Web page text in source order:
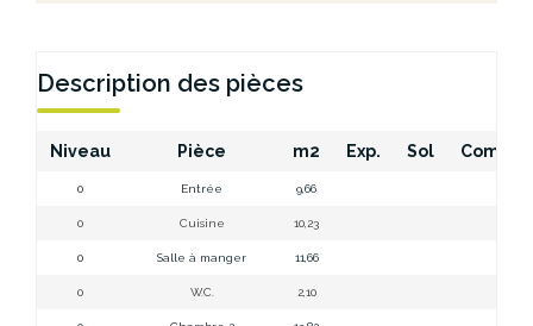
Description des pièces
Niveau Pièce m2 Exp. Sol
0 Entrée 9,66
0 Cuisine 10,23
0 Salle à manger 11,66
0 W.C. 2,10